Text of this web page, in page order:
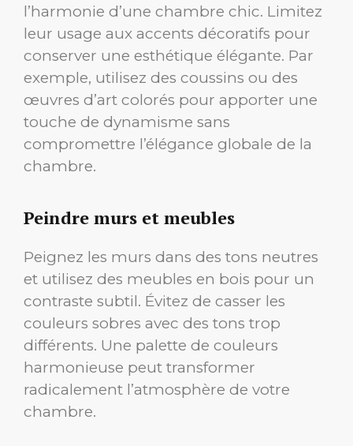
l’harmonie d’une chambre chic. Limitez
leur usage aux accents décoratifs pour
conserver une esthétique élégante. Par
exemple, utilisez des coussins ou des
œuvres d’art colorés pour apporter une
touche de dynamisme sans
compromettre l’élégance globale de la
chambre.
Peindre murs et meubles
Peignez les murs dans des tons neutres
et utilisez des meubles en bois pour un
contraste subtil. Évitez de casser les
couleurs sobres avec des tons trop
différents. Une palette de couleurs
harmonieuse peut transformer
radicalement l’atmosphère de votre
chambre.